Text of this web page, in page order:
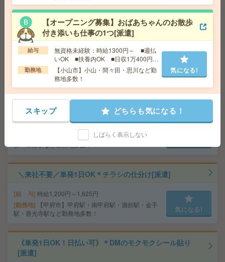
接客レジ打ちなど＊本厚木駅から徒歩1分＊基本定時帰り
[派遣]
給 与 時給1650円＋交 ■給与の前払いが可能な速
払いサービスあり
交通費 交通費支給あり
勤務地 神奈川県厚木市 小田急線 本厚木駅徒歩1分
気になる!
＼来社不要／単発1日OK＊DMの仕分け[派遣]
給 与 時給1,500円～1,875円
【水戸市】水戸駅・赤塚駅・内原駅・東水戸
＼来社不要／単発1日OK＊チラシの仕分け[派遣]
給 与 時給1,200円～1,625円
勤務地
【甲府市】甲府駅・南甲府駅・酒折駅・金手
駅・善光寺駅など勤務地多数！
気になる!
《単発1日OK！日払い可》＊DMのモクモクシール貼り
[派遣]
【オープニング募集】おばあちゃんのお散歩
付き添いも仕事の1つ[派遣]
給与
無資格未経験：時給1300円～ ■週払
いOK ■扶養内OK ■日収1万400円以
上
勤務地
【小山市】小山・間々田・思川など勤
務地多数！
気になる!
スキップ どちらも気になる！
しばらく表示しない